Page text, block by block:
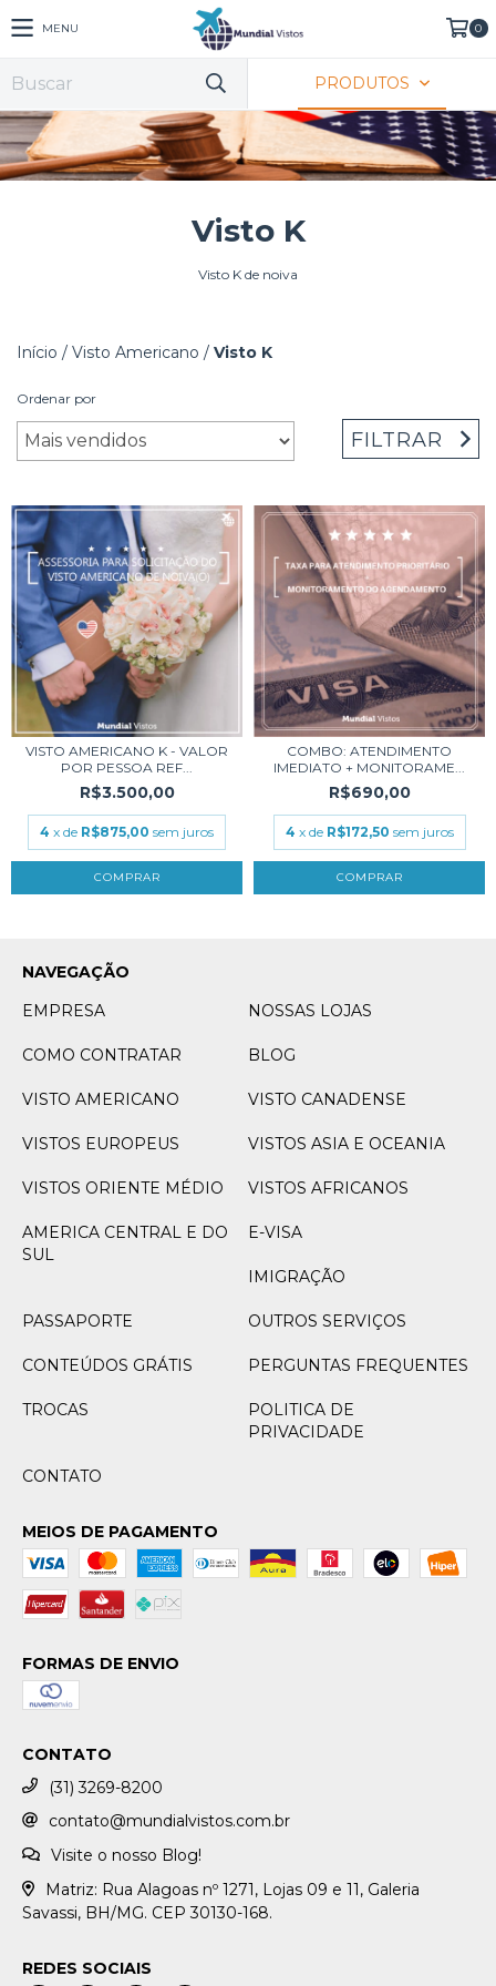
MENU 0
PRODUTOS
Visto K
Visto K de noiva
Início / Visto Americano / Visto K
Ordenar por
FILTRAR
VISTO AMERICANO K - VALOR
POR PESSOA REF...
R$3.500,00
4 x de R$875,00 sem juros
COMBO: ATENDIMENTO
IMEDIATO + MONITORAME...
R$690,00
4 x de R$172,50 sem juros
NAVEGAÇÃO
EMPRESA
NOSSAS LOJAS
COMO CONTRATAR BLOG
VISTO AMERICANO VISTO CANADENSE
VISTOS EUROPEUS VISTOS ASIA E OCEANIA
VISTOS ORIENTE MÉDIO VISTOS AFRICANOS
AMERICA CENTRAL E DO
SUL
E-VISA
IMIGRAÇÃO
PASSAPORTE OUTROS SERVIÇOS
CONTEÚDOS GRÁTIS PERGUNTAS FREQUENTES
TROCAS
POLITICA DE
PRIVACIDADE
CONTATO
MEIOS DE PAGAMENTO
FORMAS DE ENVIO
CONTATO
(31) 3269-8200
contato@mundialvistos.com.br
Visite o nosso Blog!
Matriz: Rua Alagoas nº 1271, Lojas 09 e 11, Galeria
Savassi, BH/MG. CEP 30130-168.
REDES SOCIAIS